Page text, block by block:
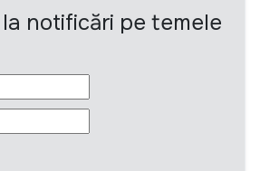
notificări pe temele